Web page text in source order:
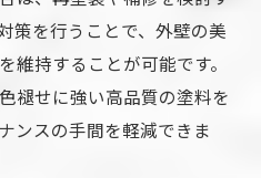
策を行うことで、外壁の美
維持することが可能です。
褪せに強い高品質の塗料を
ンスの手間を軽減できま